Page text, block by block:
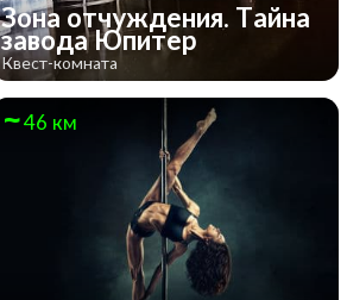
Зона отчуждения. Тайна
завода Юпитер
Квест-комната
46 км